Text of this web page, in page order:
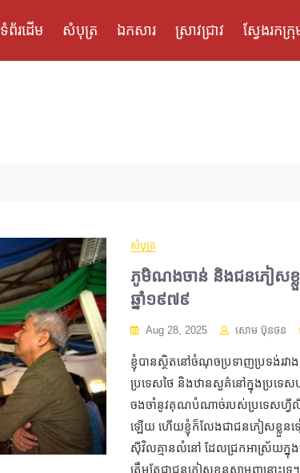
ទំព័រដើម សំបុត្រ ឯកសារ ស្រាវជ្រាវ ស្វែងរកក្
សំបុត្រ
ភូមិណងចាន់ និងជនភៀសខ្លួ
ឆ្នាំ១៩៧៩
Aug 28, 2025 សោម ប៊ុនថន
ខ្ញុំបានស្ថិតនៅចំណុចប្រទាញប្រទង់រវាង
ប្រទេសថៃ និងឋានសួគ៌នៅក្នុងប្រទេស
ចងចាំនូវគុណបំណាច់របស់ប្រទេសហ្វីលីពីន
ឡើយ ហើយខ្ញុំក៏លែងជាជនភៀសខ្លួន
ស៊ីវិលគ្មានលំនៅ ដែលជ្រកអាស្រ័យក្នុ
ត្រឹមតែជាជនភៀសខ្លួនសាមញ្ញនោះទ